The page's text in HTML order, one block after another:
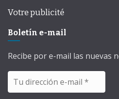
Votre publicité
Boletín e-mail
Recibe por e-mail las nuevas